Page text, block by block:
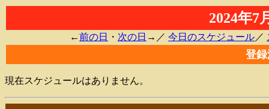
2024年
←前の日 ・ 次の日 →／ 今日のスケジュール ／
登
現在スケジュールはありません。